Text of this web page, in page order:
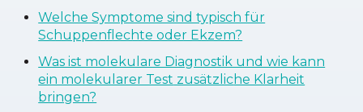
Welche Symptome sind typisch für
Schuppenflechte oder Ekzem?
Was ist molekulare Diagnostik und wie kann
ein molekularer Test zusätzliche Klarheit
bringen?